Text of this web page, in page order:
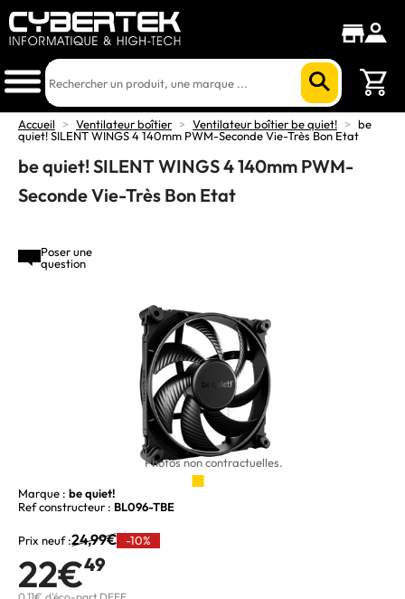
Accueil > Ventilateur boîtier > Ventilateur boîtier be quiet! > be
quiet! SILENT WINGS 4 140mm PWM-Seconde Vie-Très Bon Etat
be quiet! SILENT WINGS 4 140mm PWM-
Seconde Vie-Très Bon Etat
Poser une
question
Photos non contractuelles.
Marque : be quiet!
Ref constructeur : BL096-TBE
Prix neuf :24,99€ -10%
22€49